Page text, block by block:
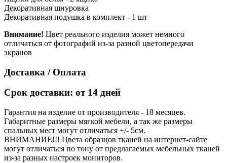
Декоративная шнуровка
Декоративная подушка в комплект - 1 шт
Внимание! Цвет реального изделия может немного
отличаться от фотографий из-за разной цветопередачи
экранов
Доставка / Оплата
Срок доставки: от 14 дней
Гарантия на изделие от производителя - 18 месяцев.
Габаритные размеры мягкой мебели, а так же размеры
спальных мест могут отличаться +/- 5см.
ВНИМАНИЕ!!! Цвета образцов тканей на интернет-сайте
могут отличаться по тону от предлагаемых мебельных тканей
из-за разных настроек мониторов.